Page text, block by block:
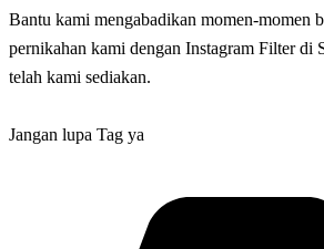
Bantu kami mengabadikan momen-momen
pernikahan kami dengan Instagram Filter di
telah kami sediakan.
Jangan lupa Tag ya